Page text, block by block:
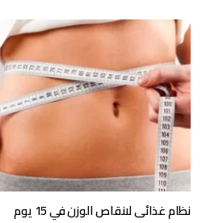
نظام غذائى لانقاص الوزن في 15 يوم